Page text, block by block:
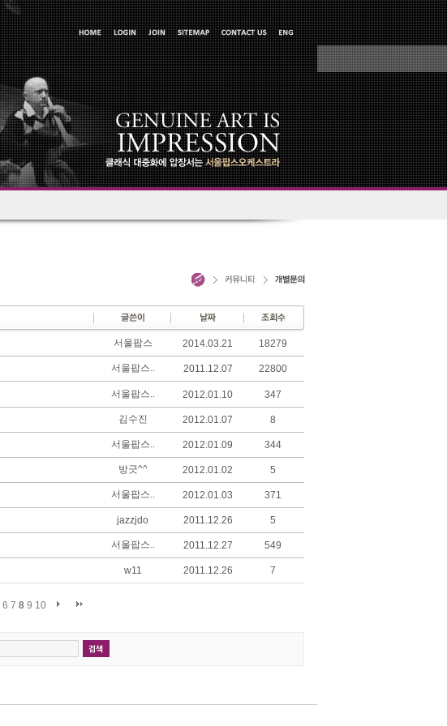
서울팝스 2014.03.21 18279
서울팝스.. 2011.12.07 22800
서울팝스.. 2012.01.10 347
김수진 2012.01.07 8
서울팝스.. 2012.01.09 344
방긋^^ 2012.01.02 5
서울팝스.. 2012.01.03 371
jazzjdo 2011.12.26 5
서울팝스.. 2011.12.27 549
w11 2011.12.26 7
6 7 8 9 10